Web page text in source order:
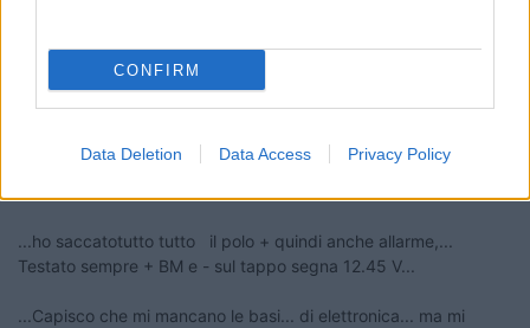
CONFIRM
Data Deletion Data Access Privacy Policy
direttamente a massa? ciao Paolo
... Se lo metto a massa, mi rimarrebbe sotto staccabatterie, ci
problema... però credo il problema nn sia lui xchè assorbe
praticamente nulla. Vorrei poter lasciare il camper senza
...ho saccatotutto tutto il polo + quindi anche allarme,...
Testato sempre + BM e - sul tappo segna 12.45 V...
...Capisco che mi mancano le basi... di elettronica... ma mi